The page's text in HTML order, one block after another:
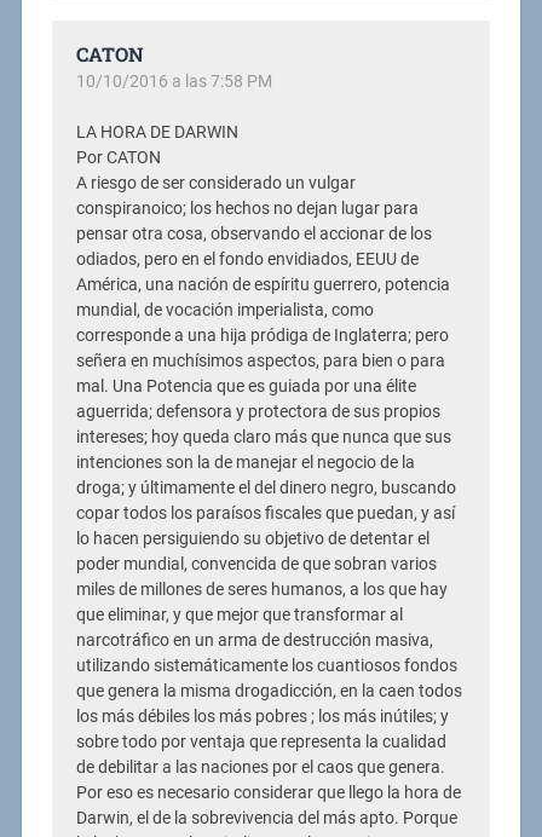
CATON
10/10/2016 a las 7:58 PM
LA HORA DE DARWIN
Por CATON
A riesgo de ser considerado un vulgar
conspiranoico; los hechos no dejan lugar para
pensar otra cosa, observando el accionar de los
odiados, pero en el fondo envidiados, EEUU de
América, una nación de espíritu guerrero, potencia
mundial, de vocación imperialista, como
corresponde a una hija pródiga de Inglaterra; pero
señera en muchísimos aspectos, para bien o para
mal. Una Potencia que es guiada por una élite
aguerrida; defensora y protectora de sus propios
intereses; hoy queda claro más que nunca que sus
intenciones son la de manejar el negocio de la
droga; y últimamente el del dinero negro, buscando
copar todos los paraísos fiscales que puedan, y así
lo hacen persiguiendo su objetivo de detentar el
poder mundial, convencida de que sobran varios
miles de millones de seres humanos, a los que hay
que eliminar, y que mejor que transformar al
narcotráfico en un arma de destrucción masiva,
utilizando sistemáticamente los cuantiosos fondos
que genera la misma drogadicción, en la caen todos
los más débiles los más pobres ; los más inútiles; y
sobre todo por ventaja que representa la cualidad
de debilitar a las naciones por el caos que genera.
Por eso es necesario considerar que llego la hora de
Darwin, el de la sobrevivencia del más apto. Porque